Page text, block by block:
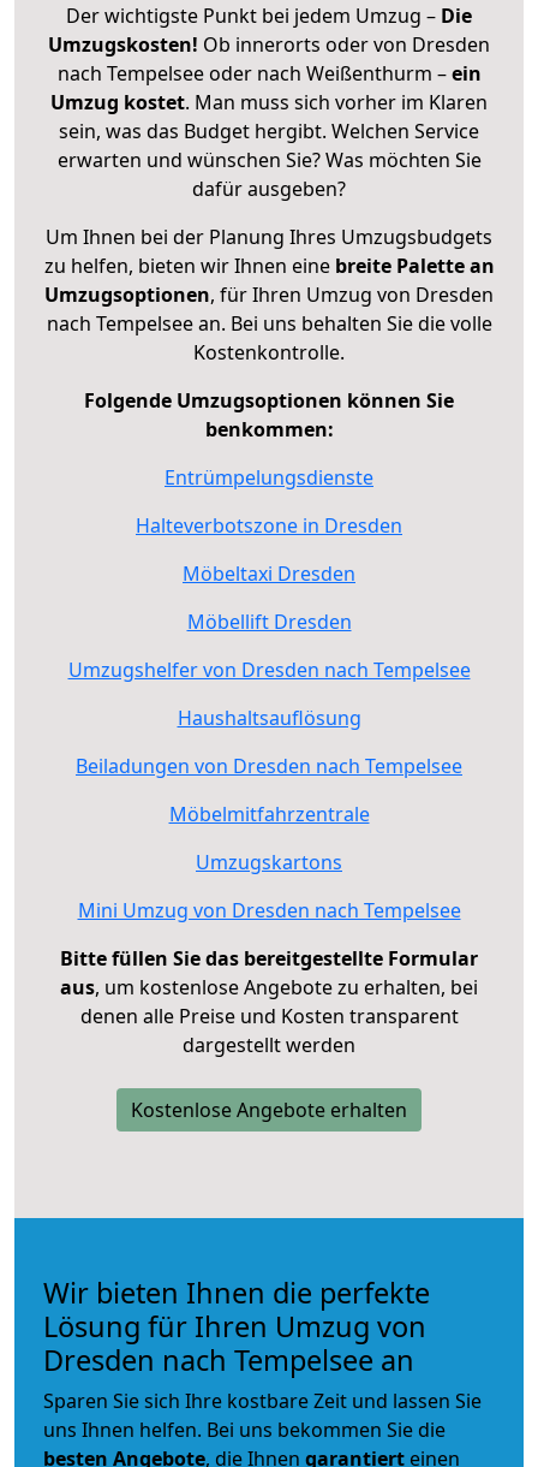
Der wichtigste Punkt bei jedem Umzug – Die
Umzugskosten! Ob innerorts oder von Dresden
nach Tempelsee oder nach Weißenthurm –ein
Umzug kostet. Man muss sich vorher im Klaren
sein, was das Budget hergibt. Welchen Service
erwarten und wünschen Sie? Was möchten Sie
dafür ausgeben?
Um Ihnen bei der Planung Ihres Umzugsbudgets
zu helfen, bieten wir Ihnen eine breite Palette an
Umzugsoptionen, für Ihren Umzug von Dresden
nach Tempelsee an. Bei uns behalten Sie die volle
Kostenkontrolle.
Folgende Umzugsoptionen können Sie
benkommen:
Entrümpelungsdienste
Halteverbotszone in Dresden
Möbeltaxi Dresden
Möbellift Dresden
Umzugshelfer von Dresden nach Tempelsee
Haushaltsauflösung
Beiladungen von Dresden nach Tempelsee
Möbelmitfahrzentrale
Umzugskartons
Mini Umzug von Dresden nach Tempelsee
Bitte füllen Sie das bereitgestellte Formular
aus, um kostenlose Angebote zu erhalten, bei
denen alle Preise und Kosten transparent
dargestellt werden
Kostenlose Angebote erhalten
Wir bieten Ihnen die perfekte
Lösung für Ihren Umzug von
Dresden nach Tempelsee an
Sparen Sie sich Ihre kostbare Zeit und lassen Sie
uns Ihnen helfen. Bei uns bekommen Sie die
besten Angebote, die Ihnen garantiert einen